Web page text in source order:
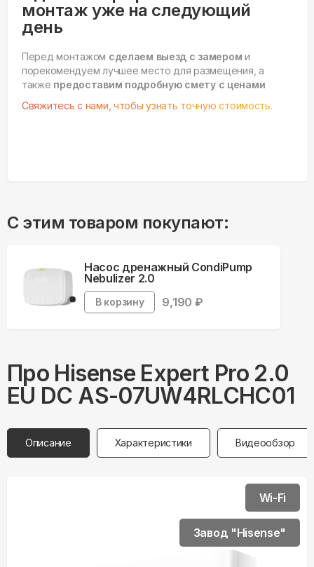
монтаж уже на следующий
день
Перед монтажом сделаем выезд с замером и
порекомендуем лучшее место для размещения, а
также предоставим подробную смету с ценами
Свяжитесь с нами, чтобы узнать точную стоимость.
С этим товаром покупают:
Насос дренажный CondiPump
Nebulizer 2.0
В корзину 9,190 ₽
Про Hisense Expert Pro 2.0
EU DC AS-07UW4RLCHC01
Описание Характеристики Видеообзор
Wi-Fi
Завод "Hisense"